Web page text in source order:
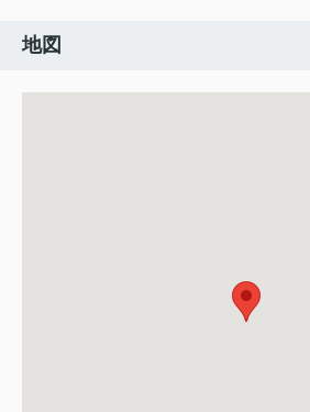
地図